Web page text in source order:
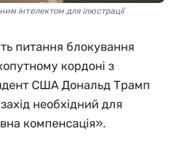
інтелектом для ілюстрації
питання блокування
кордоні з
США Дональд Трамп
необхідний для
компенсація».